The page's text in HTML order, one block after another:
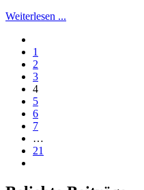
Weiterlesen ...
1
2
3
4
5
6
7
…
21